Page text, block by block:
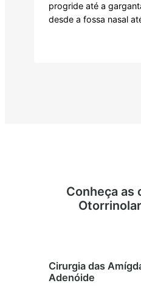
progride até a
desde a fossa nasal
Conheça as
Cirurgia das
Adenóide